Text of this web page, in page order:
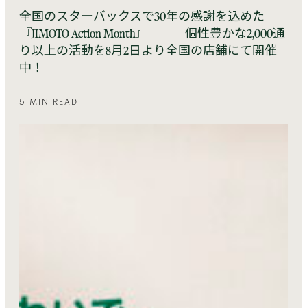
全国のスターバックスで30年の感謝を込めた
『JIMOTO Action Month』 個性豊かな2,000通
り以上の活動を8月2日より全国の店舗にて開催
中！
5 MIN READ